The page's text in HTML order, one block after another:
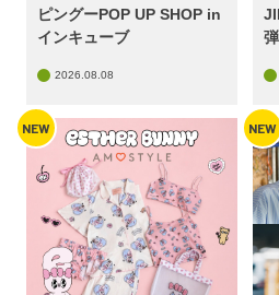
ピングーPOP UP SHOP in
インキューブ
2026.08.08
NEW NEW